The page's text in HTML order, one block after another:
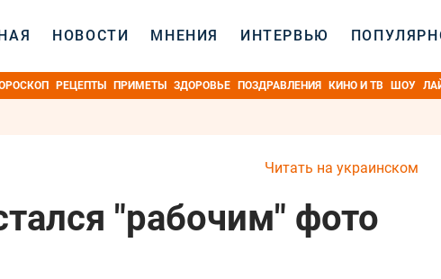
НОВОСТИ МНЕНИЯ ИНТЕРВЬЮ
РЕЦЕПТЫ ПРИМЕТЫ ЗДОРОВЬЕ ПОЗДРАВЛЕНИЯ КИНО И ТВ ШОУ
Читать на украинском
"рабочим" фото